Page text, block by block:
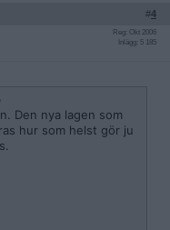
#4
Reg: Okt 2006
Inlägg: 5 185
Den nya lagen som
hur som helst gör ju